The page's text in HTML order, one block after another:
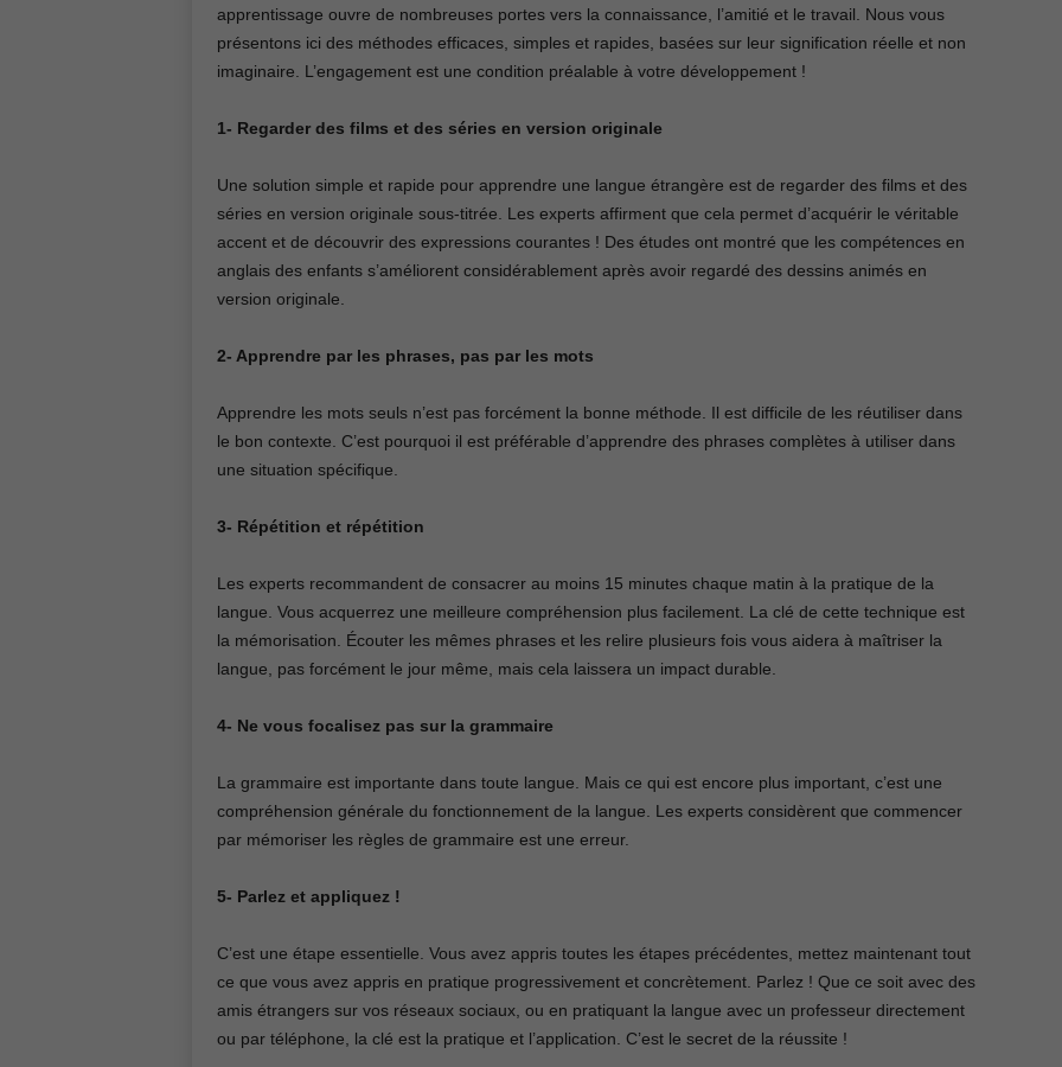
apprentissage ouvre de nombreuses portes vers la connaissance, l’amitié et le travail. Nous vous
présentons ici des méthodes efficaces, simples et rapides, basées sur leur signification réelle et non
imaginaire. L’engagement est une condition préalable à votre développement !
1- Regarder des films et des séries en version originale
Une solution simple et rapide pour apprendre une langue étrangère est de regarder des films et des
séries en version originale sous-titrée. Les experts affirment que cela permet d’acquérir le véritable
accent et de découvrir des expressions courantes ! Des études ont montré que les compétences en
anglais des enfants s’améliorent considérablement après avoir regardé des dessins animés en
version originale.
2- Apprendre par les phrases, pas par les mots
Apprendre les mots seuls n’est pas forcément la bonne méthode. Il est difficile de les réutiliser dans
le bon contexte. C’est pourquoi il est préférable d’apprendre des phrases complètes à utiliser dans
une situation spécifique.
3- Répétition et répétition
Les experts recommandent de consacrer au moins 15 minutes chaque matin à la pratique de la
langue. Vous acquerrez une meilleure compréhension plus facilement. La clé de cette technique est
la mémorisation. Écouter les mêmes phrases et les relire plusieurs fois vous aidera à maîtriser la
langue, pas forcément le jour même, mais cela laissera un impact durable.
4- Ne vous focalisez pas sur la grammaire
La grammaire est importante dans toute langue. Mais ce qui est encore plus important, c’est une
compréhension générale du fonctionnement de la langue. Les experts considèrent que commencer
par mémoriser les règles de grammaire est une erreur.
5- Parlez et appliquez !
C’est une étape essentielle. Vous avez appris toutes les étapes précédentes, mettez maintenant tout
ce que vous avez appris en pratique progressivement et concrètement. Parlez ! Que ce soit avec des
amis étrangers sur vos réseaux sociaux, ou en pratiquant la langue avec un professeur directement
ou par téléphone, la clé est la pratique et l’application. C’est le secret de la réussite !